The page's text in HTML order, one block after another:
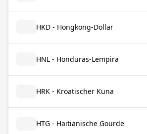
HKD - Hongkong-Dollar
HNL - Honduras-Lempira
HRK - Kroatischer Kuna
HTG - Haitianische Gourde